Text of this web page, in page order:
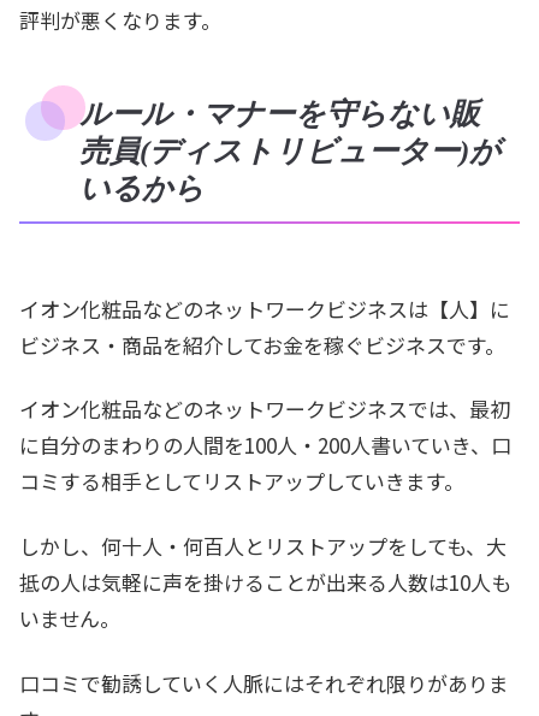
評判が悪くなります。
ルール・マナーを守らない販
売員(ディストリビューター)が
いるから
イオン化粧品などのネットワークビジネスは【人】に
ビジネス・商品を紹介してお金を稼ぐビジネスです。
イオン化粧品などのネットワークビジネスでは、最初
に自分のまわりの人間を100人・200人書いていき、口
コミする相手としてリストアップしていきます。
しかし、何十人・何百人とリストアップをしても、大
抵の人は気軽に声を掛けることが出来る人数は10人も
いません。
口コミで勧誘していく人脈にはそれぞれ限りがありま